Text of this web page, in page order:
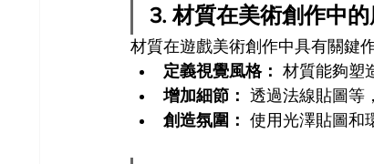
3. 材質在美術創作中的
材質在遊戲美術創作中具有關鍵作
定義視覺風格： 材質能夠塑
增加細節： 透過法線貼圖等
創造氛圍： 使用光澤貼圖和